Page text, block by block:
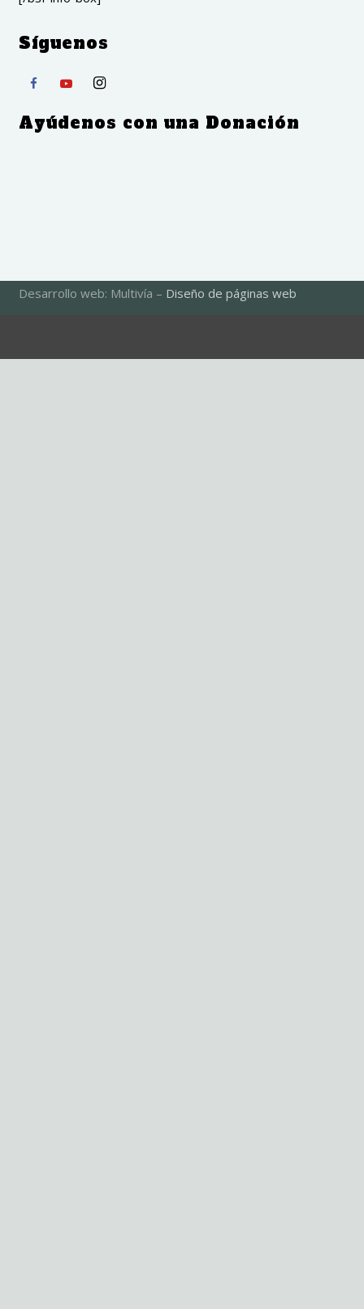
Síguenos
Ayúdenos con una Donación
Desarrollo web: Multivía – Diseño de páginas web